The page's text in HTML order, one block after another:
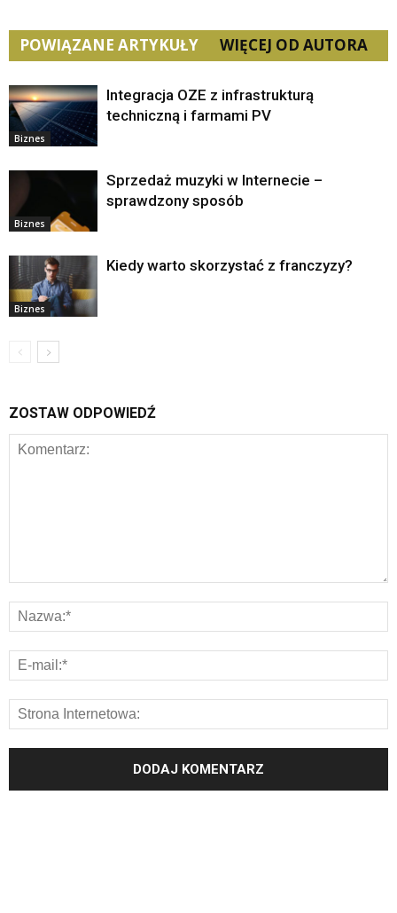
POWIĄZANE ARTYKUŁY WIĘCEJ OD AUTORA
Biznes
Integracja OZE z infrastrukturą
techniczną i farmami PV
Biznes
Sprzedaż muzyki w Internecie –
sprawdzony sposób
Biznes
Kiedy warto skorzystać z franczyzy?
ZOSTAW ODPOWIEDŹ